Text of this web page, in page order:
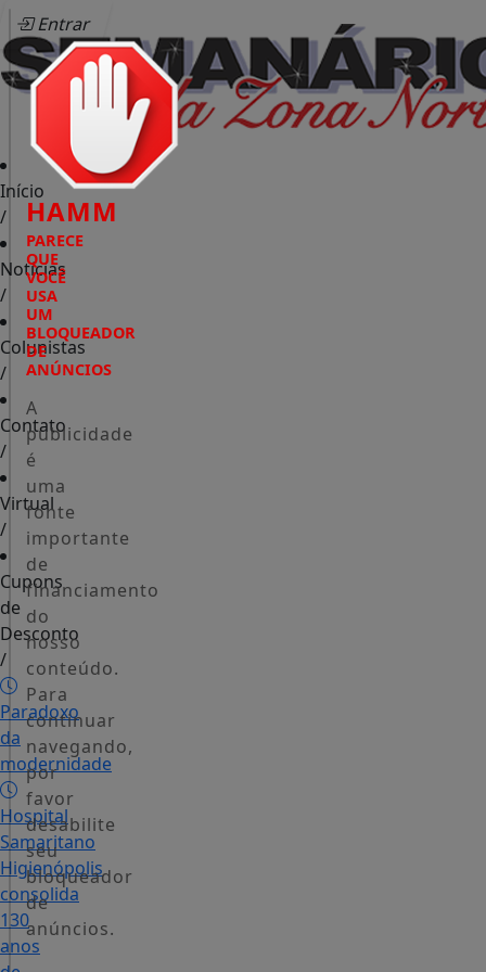
Entrar
Início
/
Notícias
/
Colunistas
/
Contato
/
Virtual
/
Cupons
de
Desconto
/
Paradoxo
da
modernidade
Hospital
Samaritano
Higienópolis
consolida
130
anos
HAMM
PARECE
QUE
VOCÊ
USA
UM
BLOQUEADOR
DE
ANÚNCIOS
A
publicidade
é
uma
fonte
importante
de
financiamento
do
nosso
conteúdo.
Para
continuar
navegando,
por
favor
desabilite
seu
bloqueador
de
anúncios.